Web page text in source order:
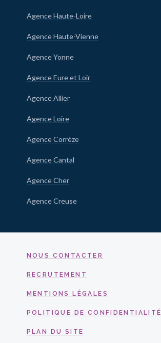
Agence Haute-Loire
Agence Haute-Vienne
Agence Yonne
Agence Eure et Loir
Agence Allier
Agence Loire
Agence Corrèze
Agence Cantal
Agence Cher
Agence Creuse
NOUS CONTACTER
RECRUTEMENT
MENTIONS LÉGALES
POLITIQUE DE CONFIDENTIALITÉ
PLAN DU SITE